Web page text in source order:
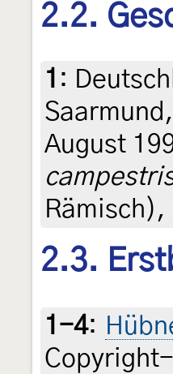
2.2.
1 :
August
2.3.
1-4: